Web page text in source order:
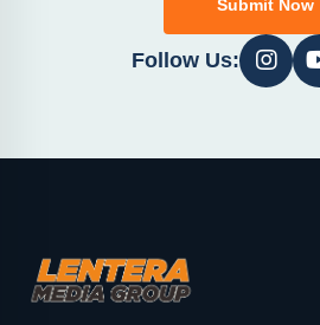
Submit Now
Follow Us: